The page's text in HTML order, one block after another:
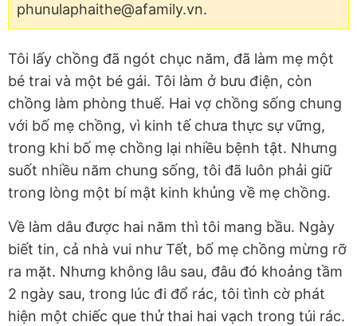
phunulaphaithe@afamily.vn.
Tôi lấy chồng đã ngót chục năm, đã làm mẹ một
bé trai và một bé gái. Tôi làm ở bưu điện, còn
chồng làm phòng thuế. Hai vợ chồng sống chung
với bố mẹ chồng, vì kinh tế chưa thực sự vững,
trong khi bố mẹ chồng lại nhiều bệnh tật. Nhưng
suốt nhiều năm chung sống, tôi đã luôn phải giữ
trong lòng một bí mật kinh khủng về mẹ chồng.
Về làm dâu được hai năm thì tôi mang bầu. Ngày
biết tin, cả nhà vui như Tết, bố mẹ chồng mừng rỡ
ra mặt. Nhưng không lâu sau, đâu đó khoảng tầm
2 ngày sau, trong lúc đi đổ rác, tôi tình cờ phát
hiện một chiếc que thử thai hai vạch trong túi rác.